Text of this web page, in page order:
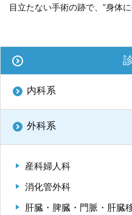
目立たない手術の跡で、”身体
内科系
外科系
産科婦人科
消化管外科
肝臓・脾臓・門脈・肝臓